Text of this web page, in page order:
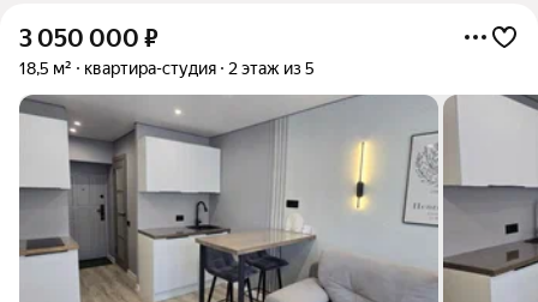
3 050 000 ₽
18,5 м² квартира-студия 2 этаж из 5